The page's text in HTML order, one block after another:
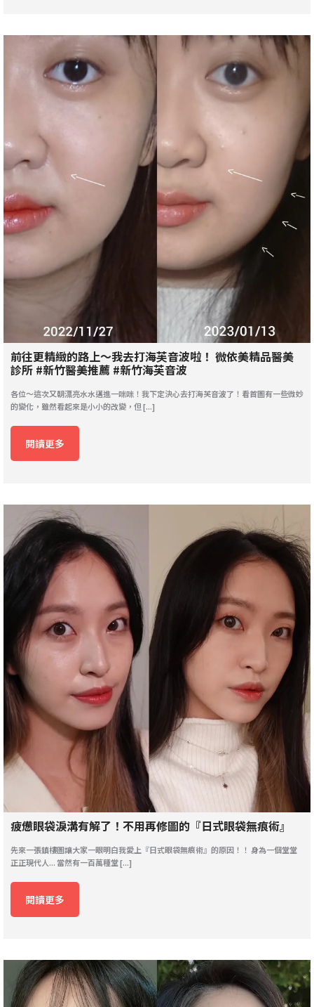
前往更精緻的路上～我去打海芙音波啦！ 微依美精品醫美
診所 #新竹醫美推薦 #新竹海芙音波
各位～這次又朝漂亮水水邁進一咪咪！我下定決心去打海芙音波了！看首圖有一些微妙
的變化，雖然看起來是小小的改變，但 [...]
閱讀更多
疲憊眼袋淚溝有解了！不用再修圖的『日式眼袋無痕術』
先來一張鎮樓圖讓大家一眼明白我愛上『日式眼袋無痕術』的原因！！ 身為一個堂堂
正正現代人... 當然有一百萬種堂 [...]
閱讀更多